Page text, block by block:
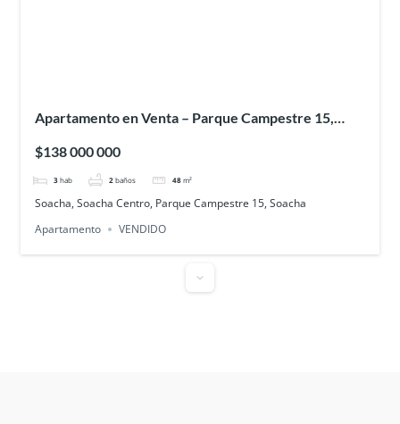
Apartamento en Venta – Parque Campestre 15,
$138 000 000
3 hab 2 baños 48 m²
Soacha, Soacha Centro, Parque Campestre 15, Soacha
Apartamento
VENDIDO